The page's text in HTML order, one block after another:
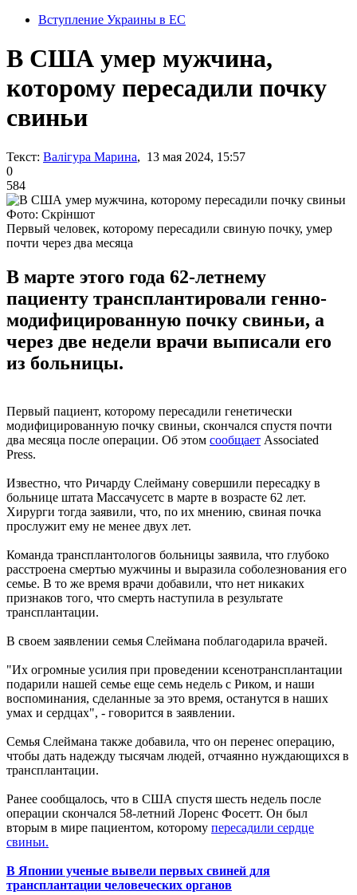
Вступление Украины в ЕС
В США умер мужчина,
которому пересадили почку
свиньи
Текст: Валігура Марина, 13 мая 2024, 15:57
0
584
Фото: Скріншот
Первый человек, которому пересадили свиную почку, умер
почти через два месяца
В марте этого года 62-летнему
пациенту трансплантировали генно-
модифицированную почку свиньи, а
через две недели врачи выписали его
из больницы.
Первый пациент, которому пересадили генетически
модифицированную почку свиньи, скончался спустя почти
два месяца после операции. Об этом сообщает Associated
Press.
Известно, что Ричарду Слейману совершили пересадку в
больнице штата Массачусетс в марте в возрасте 62 лет.
Хирурги тогда заявили, что, по их мнению, свиная почка
прослужит ему не менее двух лет.
Команда трансплантологов больницы заявила, что глубоко
расстроена смертью мужчины и выразила соболезнования его
семье. В то же время врачи добавили, что нет никаких
признаков того, что смерть наступила в результате
трансплантации.
В своем заявлении семья Слеймана поблагодарила врачей.
"Их огромные усилия при проведении ксенотрансплантации
подарили нашей семье еще семь недель с Риком, и наши
воспоминания, сделанные за это время, останутся в наших
умах и сердцах", - говорится в заявлении.
Семья Слеймана также добавила, что он перенес операцию,
чтобы дать надежду тысячам людей, отчаянно нуждающихся в
трансплантации.
Ранее сообщалось, что в США спустя шесть недель после
операции скончался 58-летний Лоренс Фосетт. Он был
вторым в мире пациентом, которому пересадили сердце
свиньи.
В Японии ученые вывели первых свиней для
трансплантации человеческих органов